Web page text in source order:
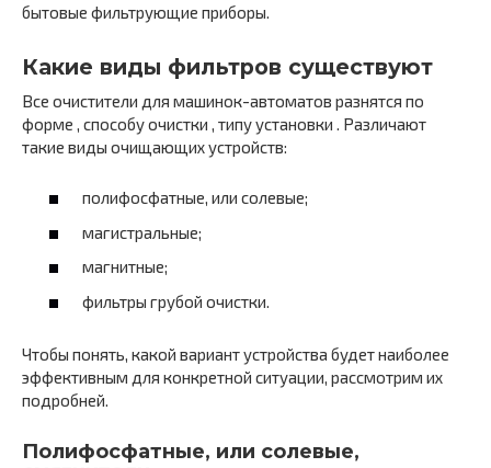
бытовые фильтрующие приборы.
Какие виды фильтров существуют
Все очистители для машинок-автоматов разнятся по
форме , способу очистки , типу установки . Различают
такие виды очищающих устройств:
полифосфатные, или солевые;
магистральные;
магнитные;
фильтры грубой очистки.
Чтобы понять, какой вариант устройства будет наиболее
эффективным для конкретной ситуации, рассмотрим их
подробней.
Полифосфатные, или солевые,